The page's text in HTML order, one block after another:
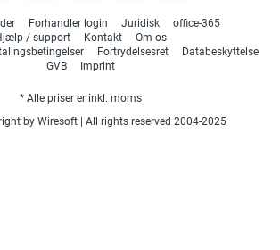
Forhandler login Juridisk
office-365
/ support
Kontakt
Om os
Fortrydelsesret
Databeskyttelse
GVB
Imprint
* Alle priser er inkl. moms
by Wiresoft | All rights reserved 2004-2025